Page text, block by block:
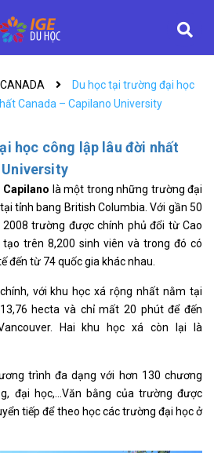
Du học tại trường đại học
Canada – Capilano University
học công lập lâu đời nhất
University
Capilano là một trong những trường đại
tỉnh bang British Columbia. Với gần 50
trường được chính phủ đổi từ Cao
trên 8,200 sinh viên và trong đó có
đến từ 74 quốc gia khác nhau.
với khu học xá rộng nhất nằm tại
hecta và chỉ mất 20 phút để đến
Hai khu học xá còn lại là
trình đa dạng với hơn 130 chương
đại học,…Văn bằng của trường được
tiếp để theo học các trường đại học ở